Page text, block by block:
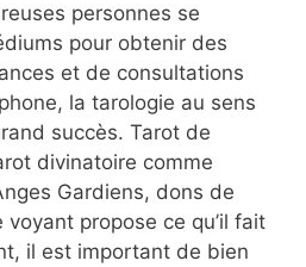
personnes se
pour obtenir des
et de consultations
la tarologie au sens
succès. Tarot de
divinatoire comme
Gardiens, dons de
propose ce qu’il fait
il est important de bien